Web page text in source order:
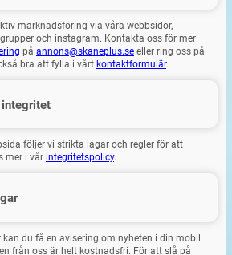
marknadsföring via våra webbsidor,
och instagram. Kontakta oss för mer
på annons@skaneplus.se eller ring oss på
bra att fylla i vårt kontaktformulär.
integritet
följer vi strikta lagar och regler för att
mer i vår integritetspolicy.
kan du få en avisering om nyheten i din mobil
från oss är helt kostnadsfri. För att slå på